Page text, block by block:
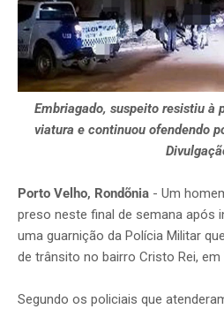
Embriagado, suspeito resistiu à
viatura e continuou ofendendo
Porto Velho, Rondõnia - Um
preso neste final de semana após
uma guarnição da Polícia Militar
de trânsito no bairro Cristo Rei, em
Segundo os policiais que